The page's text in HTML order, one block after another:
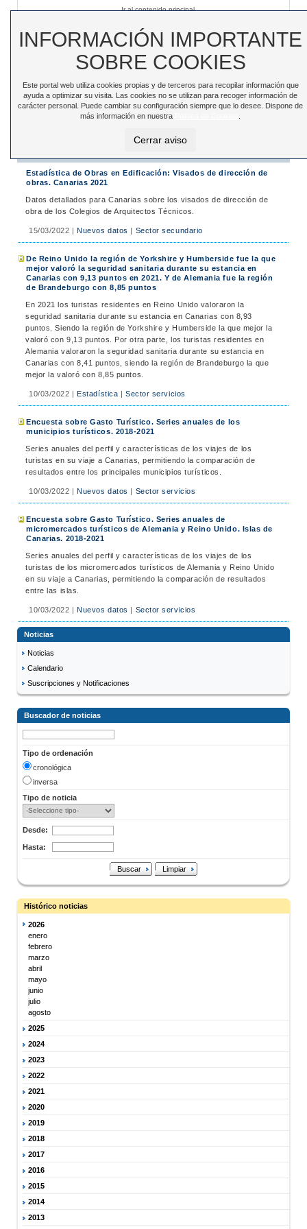
Ir al contenido principal
Toggle
navigation
Estadística de Obras en Edificación: Visados de dirección de
obras. Canarias 2021
Datos detallados para Canarias sobre los visados de dirección de
obra de los Colegios de Arquitectos Técnicos.
15/03/2022 |Nuevos datos | Sector secundario
De Reino Unido la región de Yorkshire y Humberside fue la que
mejor valoró la seguridad sanitaria durante su estancia en
Canarias con 9,13 puntos en 2021. Y de Alemania fue la región
de Brandeburgo con 8,85 puntos
En 2021 los turistas residentes en Reino Unido valoraron la
seguridad sanitaria durante su estancia en Canarias con 8,93
puntos. Siendo la región de Yorkshire y Humberside la que mejor la
valoró con 9,13 puntos. Por otra parte, los turistas residentes en
Alemania valoraron la seguridad sanitaria durante su estancia en
Canarias con 8,41 puntos, siendo la región de Brandeburgo la que
mejor la valoró con 8,85 puntos.
10/03/2022 |Estadística | Sector servicios
Encuesta sobre Gasto Turístico. Series anuales de los
municipios turísticos. 2018-2021
Series anuales del perfil y características de los viajes de los
turistas en su viaje a Canarias, permitiendo la comparación de
resultados entre los principales municipios turísticos.
10/03/2022 |Nuevos datos | Sector servicios
Encuesta sobre Gasto Turístico. Series anuales de
micromercados turísticos de Alemania y Reino Unido. Islas de
Canarias. 2018-2021
Series anuales del perfil y características de los viajes de los
turistas de los micromercados turísticos de Alemania y Reino Unido
en su viaje a Canarias, permitiendo la comparación de resultados
entre las islas.
10/03/2022 |Nuevos datos | Sector servicios
Noticias
Noticias
Calendario
Suscripciones y Notificaciones
Buscador de noticias
Tipo de ordenación
cronológica
inversa
Tipo de noticia
Desde:
Hasta:
Buscar Limpiar
Histórico noticias
2026
enero
febrero
marzo
abril
mayo
junio
julio
agosto
2025
2024
2023
2022
2021
2020
2019
2018
2017
2016
2015
2014
2013
INFORMACIÓN IMPORTANTE
SOBRE COOKIES
Este portal web utiliza cookies propias y de terceros para recopilar información que
ayuda a optimizar su visita. Las cookies no se utilizan para recoger información de
carácter personal. Puede cambiar su configuración siempre que lo desee. Dispone de
más información en nuestra
Cerrar aviso